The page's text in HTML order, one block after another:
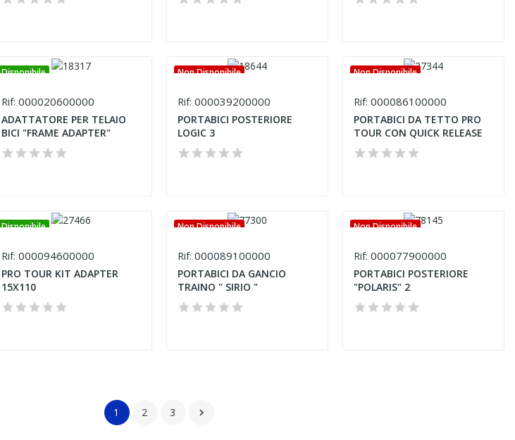
Disponibile
Rif: 000020600000
ADATTATORE PER TELAIO
BICI "FRAME ADAPTER"
Non Disponibile
Rif: 000039200000
PORTABICI POSTERIORE
LOGIC 3
Non Disponibile
Rif: 000086100000
PORTABICI DA TETTO PRO
TOUR CON QUICK RELEASE
Disponibile
Rif: 000094600000
PRO TOUR KIT ADAPTER
15X110
Non Disponibile
Rif: 000089100000
PORTABICI DA GANCIO
TRAINO " SIRIO "
Non Disponibile
Rif: 000077900000
PORTABICI POSTERIORE
"POLARIS" 2
1 2 3 